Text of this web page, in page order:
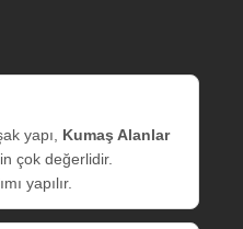
yapı, Kumaş Alanlar
çok değerlidir.
yapılır.